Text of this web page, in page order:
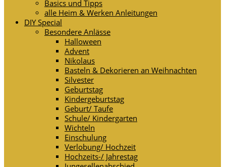
Basics und Tipps
alle Heim & Werken Anleitungen
DIY Special
Besondere Anlässe
Halloween
Advent
Nikolaus
Basteln & Dekorieren an Weihnachten
Silvester
Geburtstag
Kindergeburtstag
Geburt/ Taufe
Schule/ Kindergarten
Wichteln
Einschulung
Verlobung/ Hochzeit
Hochzeits-/ Jahrestag